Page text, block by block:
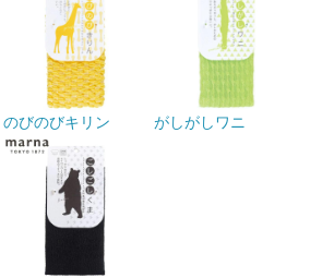
のびのびキリン がしがしワニ